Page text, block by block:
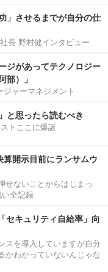
」させるまでが自分の仕
長 野村健インタビュー
ジがあってテクノロジー
部）」
ャーマネジメント
と思ったら読むべき
トここに爆誕
開示目前にランサムウ
せないことからはじまっ
全記録
セキュリティ自給率」向
スを導入していますが自分
かわかっていないんじゃな